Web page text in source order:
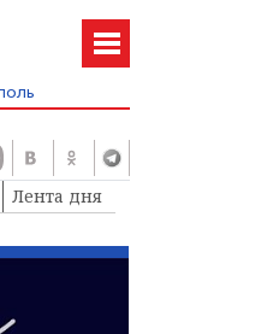
Лента дня